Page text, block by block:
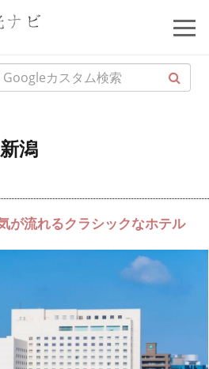
潟
が流れるクラシックなホテル